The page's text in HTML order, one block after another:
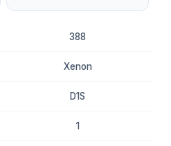
388
Xenon
D1S
1